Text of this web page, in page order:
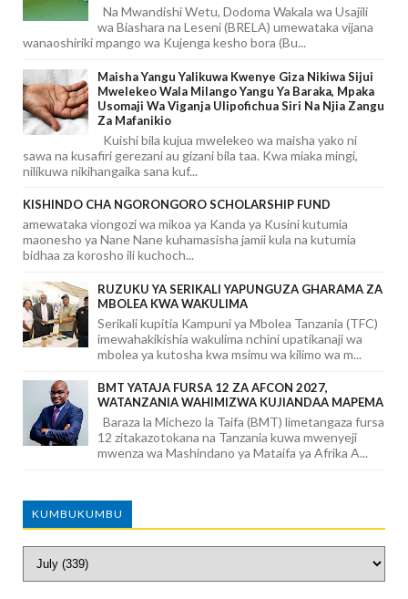
Na Mwandishi Wetu, Dodoma Wakala wa Usajili
wa Biashara na Leseni (BRELA) umewataka vijana
wanaoshiriki mpango wa Kujenga kesho bora (Bu...
Maisha Yangu Yalikuwa Kwenye Giza Nikiwa Sijui
Mwelekeo Wala Milango Yangu Ya Baraka, Mpaka
Usomaji Wa Viganja Ulipofichua Siri Na Njia Zangu
Za Mafanikio
Kuishi bila kujua mwelekeo wa maisha yako ni
sawa na kusafiri gerezani au gizani bila taa. Kwa miaka mingi,
nilikuwa nikihangaika sana kuf...
KISHINDO CHA NGORONGORO SCHOLARSHIP FUND
amewataka viongozi wa mikoa ya Kanda ya Kusini kutumia
maonesho ya Nane Nane kuhamasisha jamii kula na kutumia
bidhaa za korosho ili kuchoch...
RUZUKU YA SERIKALI YAPUNGUZA GHARAMA ZA
MBOLEA KWA WAKULIMA
Serikali kupitia Kampuni ya Mbolea Tanzania (TFC)
imewahakikishia wakulima nchini upatikanaji wa
mbolea ya kutosha kwa msimu wa kilimo wa m...
BMT YATAJA FURSA 12 ZA AFCON 2027,
WATANZANIA WAHIMIZWA KUJIANDAA MAPEMA
Baraza la Michezo la Taifa (BMT) limetangaza fursa
12 zitakazotokana na Tanzania kuwa mwenyeji
mwenza wa Mashindano ya Mataifa ya Afrika A...
KUMBUKUMBU